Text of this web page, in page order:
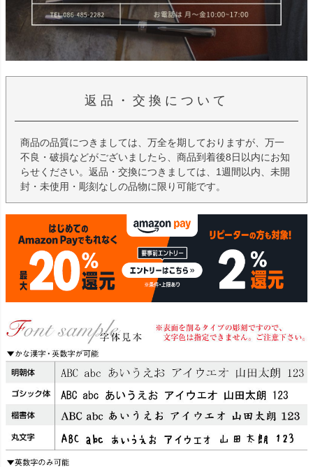
返品・交換について
商品の品質につきましては、万全を期しておりますが、万一
不良・破損などがございましたら、商品到着後8日以内にお知
らせください。返品・交換につきましては、1週間以内、未開
封・未使用・彫刻なしの品物に限り可能です。